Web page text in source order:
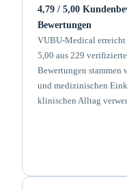
4,79 / 5,00
Bewertungen
VUBU-Medical erreicht
5,00 aus 229
Bewertungen stammen
und medizinischen
klinischen Alltag